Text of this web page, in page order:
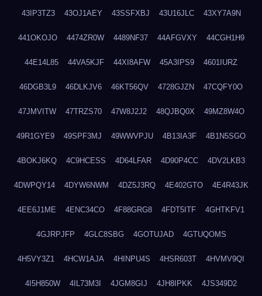
43IP3TZ3 43OJ1AEY 43SSFXBJ 43U16JLC 43XY7A9N
441OKOJO 4474ZR0W 4489NF37 44AFGVXY 44CGH1H9
44E14L85 44VA5KJF 44XI8AFW 45A3IPS9 4601IURZ
46DGB3L9 46DLKJV6 46KT56QV 4728GJZN 47CQFY0O
47JMVITW 47TRZS70 47W8J2J2 48QJBQ0X 49MZ8W4O
49R1GYE9 49SPF3MJ 49WWVPJU 4B13IA3F 4B1N5SGO
4BOKJ6KQ 4C9HCESS 4D64LFAR 4D90P4CC 4DV2LKB3
4DWPQY14 4DYW6NWM 4DZ5J3RQ 4E402GTO 4E4R43JK
4EE6J1ME 4ENC34CO 4F88GRG8 4FDT5ITF 4GHTKFV1
4GJRPJFP 4GLC8SBG 4GOTUJAD 4GTUQOMS
4H5VY3Z1 4HCW1AJA 4HINPU4S 4HSR603T 4HVMV9QI
4I5H850W 4IL73M3I 4JGM8GIJ 4JH8IPKK 4JS349D2